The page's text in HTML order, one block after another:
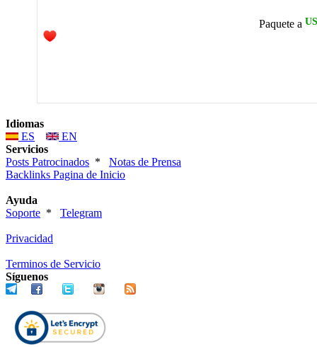
Paquete a
Idiomas
ES
EN
Servicios
Posts Patrocinados * Notas de Prensa
Backlinks Pagina de Inicio
Ayuda
Soporte * Telegram
Privacidad
Terminos de Servicio
Síguenos